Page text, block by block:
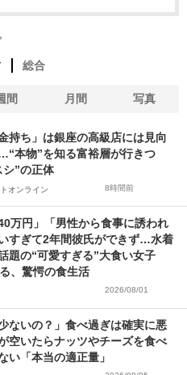
総合
間 月間 写真
持ち」は銀座の高級店には見向
本物”を知る富裕層が行きつ
シ”の正体
オンライン 8時間前
万円」「男性から食事に誘われ
すぎて2年間彼氏ができず…水着
題の“可愛すぎる”大食い女子
、驚愕の食生活
2026/08/01
ないの？」食べ過ぎは確実に悪
空いたらナッツやチーズを食べ
い「本当の適正量」